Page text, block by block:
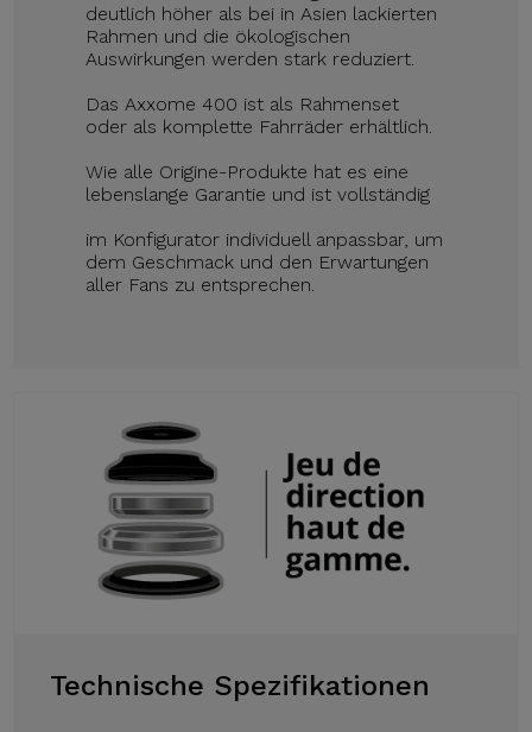
deutlich höher als bei in Asien lackierten
Rahmen und die ökologischen
Auswirkungen werden stark reduziert.
Das Axxome 400 ist als Rahmenset
oder als komplette Fahrräder erhältlich.
Wie alle Origine-Produkte hat es eine
lebenslange Garantie und ist vollständig
im Konfigurator individuell anpassbar, um
dem Geschmack und den Erwartungen
aller Fans zu entsprechen.
Technische Spezifikationen